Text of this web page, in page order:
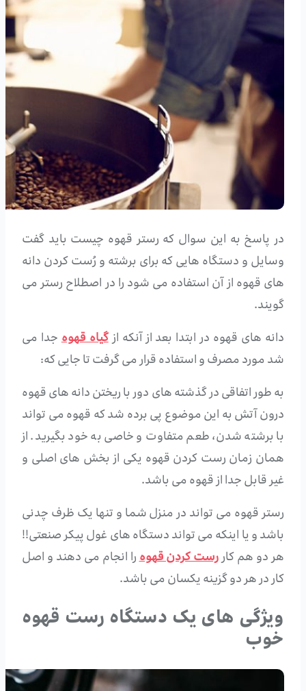
در پاسخ به این سوال که رستر قهوه چیست باید گفت
وسایل و دستگاه هایی که برای برشته و رُست کردن دانه
های قهوه از آن استفاده می شود را در اصطلاح رستر می
گویند.
دانه های قهوه در ابتدا بعد از آنکه ازگیاه قهوهجدا می
شد مورد مصرف و استفاده قرار می گرفت تا جایی که:
به طور اتفاقی در گذشته های دور با ریختن دانه های قهوه
درون آتش به این موضوع پی برده شد که قهوه می تواند
با برشته شدن، طعم متفاوت و خاصی به خود بگیرید. از
همان زمان رست کردن قهوه یکی از بخش های اصلی و
غیر قابل جدا از قهوه می باشد.
رستر قهوه می تواند در منزل شما و تنها یک ظرف چدنی
باشد و یا اینکه می تواند دستگاه های غول پیکر صنعتی!!
هر دو هم کاررست کردن قهوهرا انجام می دهند و اصل
کار در هر دو گزینه یکسان می باشد.
ویژگی های یک دستگاه رست قهوه
خوب